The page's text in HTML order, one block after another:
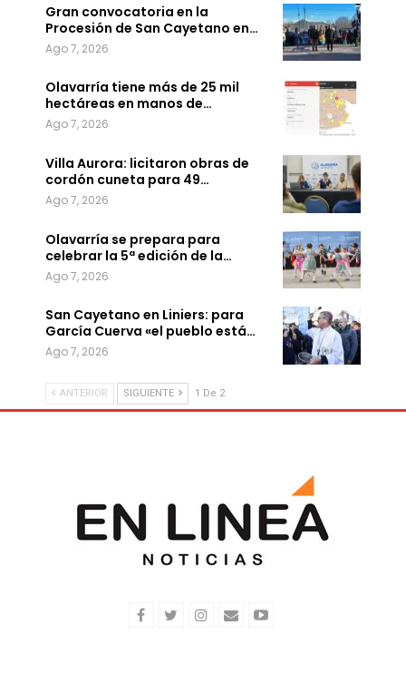
Gran convocatoria en la
Procesión de San Cayetano en…
Ago 7, 2026
Olavarría tiene más de 25 mil
hectáreas en manos de…
Ago 7, 2026
Villa Aurora: licitaron obras de
cordón cuneta para 49…
Ago 7, 2026
Olavarría se prepara para
celebrar la 5ª edición de la…
Ago 7, 2026
San Cayetano en Liniers: para
García Cuerva «el pueblo está…
Ago 7, 2026
ANTERIOR SIGUIENTE 1 De 2